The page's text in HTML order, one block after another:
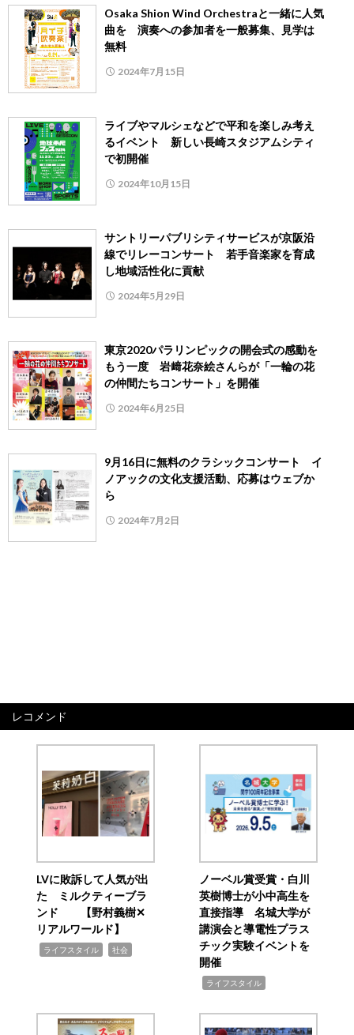
Osaka Shion Wind Orchestraと一緒に人気
曲を 演奏への参加者を一般募集、見学は
無料
2024年7月15日
ライブやマルシェなどで平和を楽しみ考え
るイベント 新しい長崎スタジアムシティ
で初開催
2024年10月15日
サントリーパブリシティサービスが京阪沿
線でリレーコンサート 若手音楽家を育成
し地域活性化に貢献
2024年5月29日
東京2020パラリンピックの開会式の感動を
もう一度 岩﨑花奈絵さんらが「一輪の花
の仲間たちコンサート」を開催
2024年6月25日
9月16日に無料のクラシックコンサート イ
ノアックの文化支援活動、応募はウェブか
ら
2024年7月2日
レコメンド
LVに敗訴して人気が出
た ミルクティーブラ
ンド 【野村義樹✕
リアルワールド】
ライフスタイル 社会
ノーベル賞受賞・白川
英樹博士が小中高生を
直接指導 名城大学が
講演会と導電性プラス
チック実験イベントを
開催
ライフスタイル